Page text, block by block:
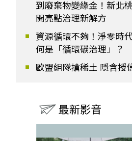
到廢棄物變綠金！新北
開亮點治理新解方
資源循環不夠！淨零時
何是「循環碳治理」？
歐盟組隊搶稀土 隱含授
最新影音